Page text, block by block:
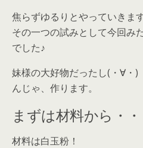
焦らずゆるりとやっていきます
その一つの試みとして今回み
でした♪
妹様の大好物だったし(・∀・)
んじゃ、作ります。
まずは材料から・・
材料は白玉粉！